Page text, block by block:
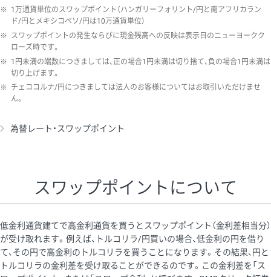
※ 1万通貨単位のスワップポイント（ハンガリーフォリント/円と南アフリカラン
ド/円とメキシコペソ/円は10万通貨単位）
※ スワップポイントの発生ならびに現金残高への反映は表示日のニューヨークク
ローズ時です。
※ 1円未満の端数につきましては、正の場合1円未満は切り捨て、負の場合1円未満は
切り上げます。
※ チェココルナ/円につきましては法人のお客様についてはお取引いただけませ
ん。
為替レート・スワップポイント
スワップポイントについて
低金利通貨建てで高金利通貨を買うとスワップポイント（金利差相当分）
が受け取れます。例えば、トルコリラ/円買いの場合、低金利の円を借り
て、その円で高金利のトルコリラを買うことになります。その結果、円と
トルコリラの金利差を受け取ることができるのです。この金利差を「ス